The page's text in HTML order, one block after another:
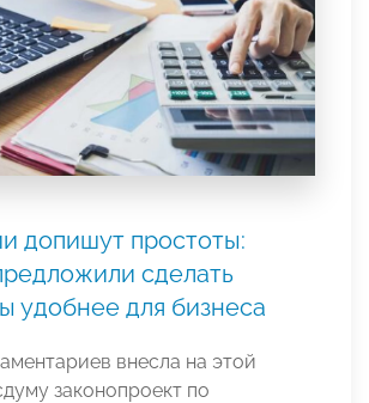
допишут простоты:
сделать
удобнее для бизнеса
внесла на этой
законопроект по